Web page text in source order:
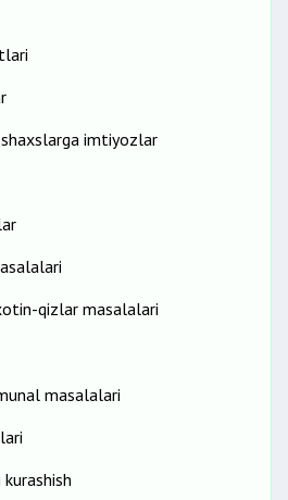
imtiyozlar
qizlar masalalari
masalalari